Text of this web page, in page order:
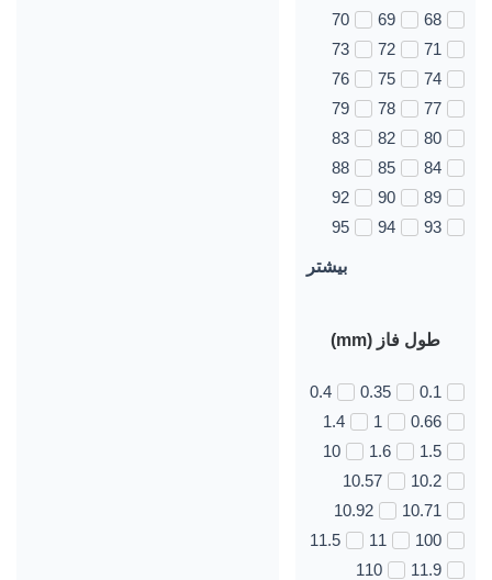
68
69
70
71
72
73
74
75
76
77
78
79
80
82
83
84
85
88
89
90
92
93
94
95
بیشتر
طول فاز (mm)
0.1
0.35
0.4
0.66
1
1.4
1.5
1.6
10
10.2
10.57
10.71
10.92
100
11
11.5
11.9
110